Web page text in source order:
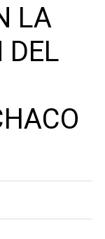
LA
DEL